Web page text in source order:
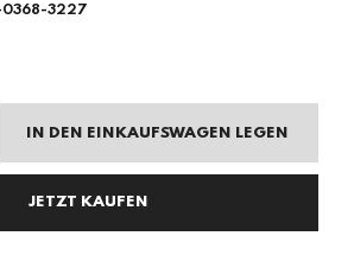
0368-3227
IN DEN EINKAUFSWAGEN LEGEN
JETZT KAUFEN